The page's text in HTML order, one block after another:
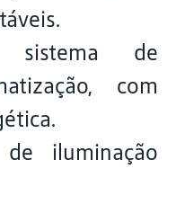
sistema de
com
iluminação